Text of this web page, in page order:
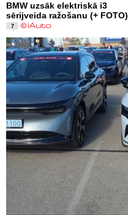
BMW uzsāk elektriskā i3
sērijveida ražošanu (+ FOTO)
7